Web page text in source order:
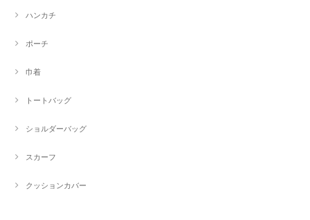
ハンカチ
ポーチ
巾着
トートバッグ
ショルダーバッグ
スカーフ
クッションカバー